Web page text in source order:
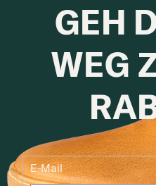
GEH
WEG
E-Mail